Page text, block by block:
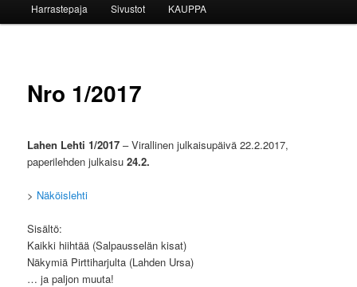
Harrastepaja Sivustot KAUPPA
Nro 1/2017
Lahen Lehti 1/2017– Virallinen julkaisupäivä 22.2.2017,
paperilehden julkaisu24.2.
> Näköislehti
Sisältö:
Kaikki hiihtää (Salpausselän kisat)
Näkymiä Pirttiharjulta (Lahden Ursa)
… ja paljon muuta!